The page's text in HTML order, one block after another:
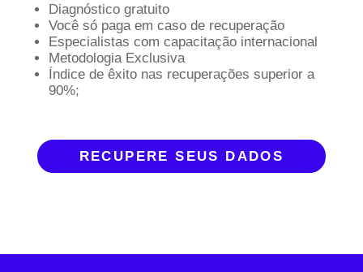
Diagnóstico gratuito
Você só paga em caso de recuperação
Especialistas com capacitação internacional
Metodologia Exclusiva
Índice de êxito nas recuperações superior a
90%;
RECUPERE SEUS DADOS